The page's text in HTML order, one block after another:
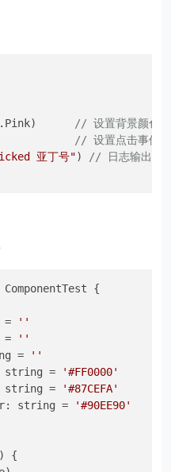
. Pink)
// 设置背景颜色
// 设置点击事件
亚丁号")
// 日志输出
{
=
''
=
''
=
''
string =
'#FF0000'
string =
'#87CEFA'
string = '#90EE90'
{